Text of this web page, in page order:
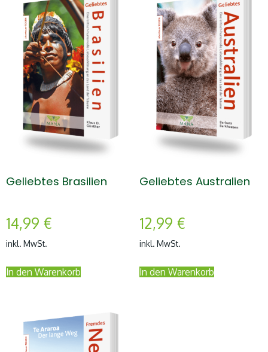
Geliebtes Brasilien
14,99 €
inkl. MwSt.
In den Warenkorb
Geliebtes Australien
12,99 €
inkl. MwSt.
In den Warenkorb